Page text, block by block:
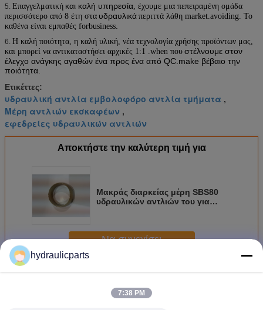
5. Επαγγελματική και καλή υπηρεσία , έχουμε μια πεπειραμένη ομάδα
περισσότερο από 8 έτη στα υδραυλικά περιττά λάθη market.avoiding. Το
καθένα είναι εμπαθές forbusiness
6. Η καλή ποιότητα, η καλή υλική, νέα τεχνολογία χρήσης προϊόντων μας,
και μπορεί να αντικαταστήσει αρχικές 1:1 .when που στέλνουμε στον
έλεγχο ανάγκης αγαθών ένα προς ένα από QC.make βέβαιο την
ποιότητα.
Ετικέττες:
υδραυλική αντλία εμβολοφόρο αντλία τμήματα ,
Μέρη αντλιών εκσκαφέων ,
εφεδρείες υδραυλικών αντλιών
Αποκτήστε την καλύτερη τιμή για
Μακράς διαρκείας μέρη SBS80
υδραυλικών αντλιών του για
Να συνεχίσει
Περισσότεροιμέρη υδραυλικών αντλιών εκσκαφέων
hydraulicparts
7:38 PM